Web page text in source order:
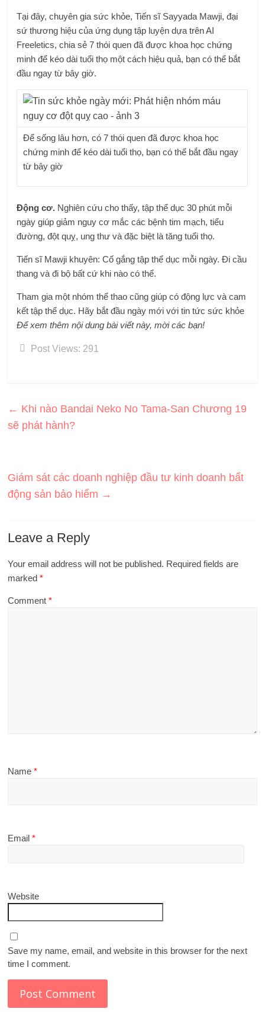
Tại đây, chuyên gia sức khỏe, Tiến sĩ Sayyada Mawji, đại
sứ thương hiệu của ứng dụng tập luyện dựa trên AI
Freeletics, chia sẻ 7 thói quen đã được khoa học chứng
minh để kéo dài tuổi thọ một cách hiệu quả, bạn có thể bắt
đầu ngay từ bây giờ.
Để sống lâu hơn, có 7 thói quen đã được khoa học
chứng minh để kéo dài tuổi thọ, bạn có thể bắt đầu ngay
từ bây giờ
Động cơ. Nghiên cứu cho thấy, tập thể dục 30 phút mỗi
ngày giúp giảm nguy cơ mắc các bệnh tim mạch, tiểu
đường, đột quỵ, ung thư và đặc biệt là tăng tuổi thọ.
Tiến sĩ Mawji khuyên: Cố gắng tập thể dục mỗi ngày. Đi cầu
thang và đi bộ bất cứ khi nào có thể.
Tham gia một nhóm thể thao cũng giúp có động lực và cam
kết tập thể dục. Hãy bắt đầu ngày mới với tin tức sức khỏe
Để xem thêm nội dung bài viết này, mời các bạn!
Post Views: 291
← Khi nào Bandai Neko No Tama-San Chương 19
sẽ phát hành?
Giám sát các doanh nghiệp đầu tư kinh doanh bất
động sản bảo hiểm →
Leave a Reply
Your email address will not be published. Required fields are
marked*
Comment*
Name*
Email*
Website
Save my name, email, and website in this browser for the next
time I comment.